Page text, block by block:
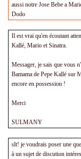
aussi notre Jose Bebe a
Dodo
Il est vrai qu'en écoutant
Kallé, Mario et Sinatra.
Messager, je sais que vous
Bamama de Pepe Kallé sur
encore en possession !
Merci
SULMANY
slt! je voudrais poser une
à un sujet de discution